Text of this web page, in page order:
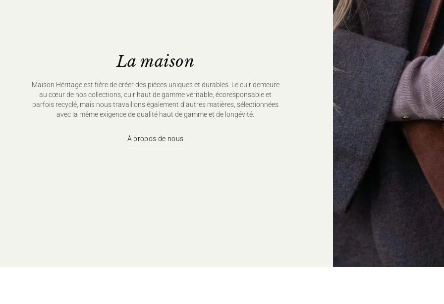
100% CASHMERE
Ne pas laver
Ne pas javelliser
Ne pas sécher en tambour
Repassage à
110°C, (sur l'envers)
Nettoyage à sec délicat
Sécher à plat
Pour plus de conseils
La maison
Maison Héritage est fière de créer des pièces uniques et durables. Le cuir demeure
au cœur de nos collections, cuir haut de gamme véritable, écoresponsable et
parfois recyclé, mais nous travaillons également d’autres matières, sélectionnées
avec la même exigence de qualité haut de gamme et de longévité.
À propos de nous